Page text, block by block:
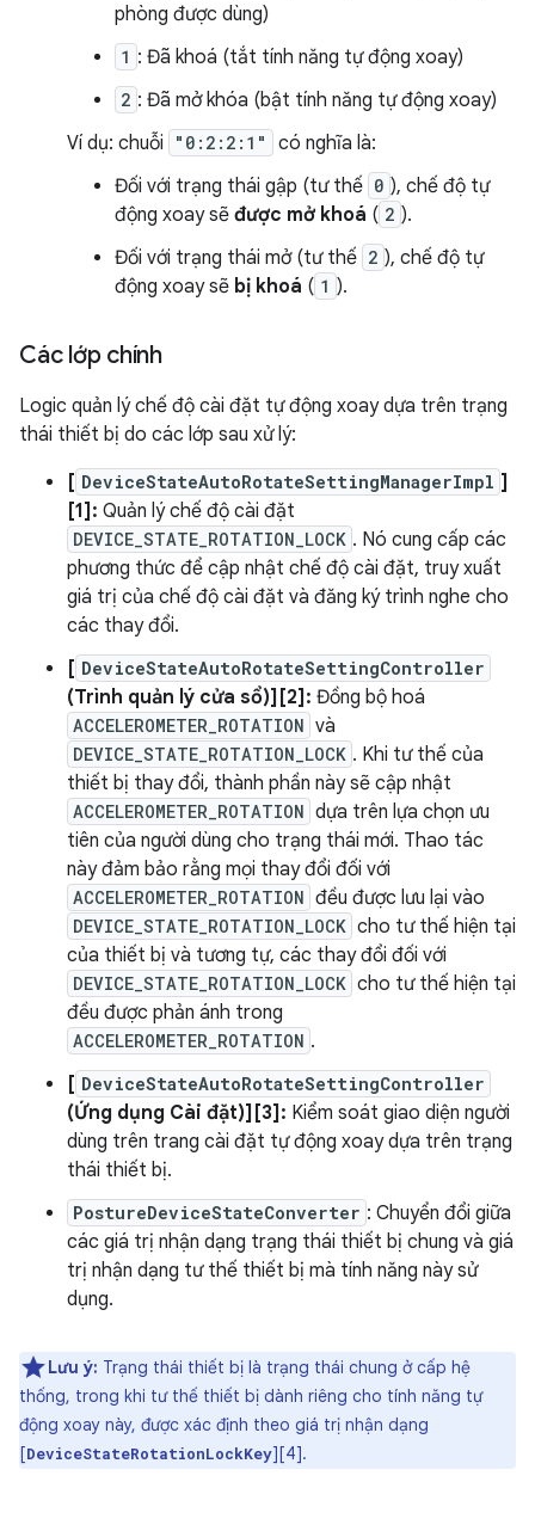
phòng được dùng)
1 : Đã khoá (tắt tính năng tự động xoay)
2 : Đã mở khóa (bật tính năng tự động xoay)
Ví dụ: chuỗi
"0:2:2:1"
có nghĩa là:
Đối với trạng thái gập (tư thế 0 ), chế độ tự
động xoay sẽ được mở khoá ( 2 ).
Đối với trạng thái mở (tư thế 2 ), chế độ tự
động xoay sẽ bị khoá ( 1 ).
Các lớp chính
Logic quản lý chế độ cài đặt tự động xoay dựa trên trạng
thái thiết bị do các lớp sau xử lý:
[ DeviceStateAutoRotateSettingManagerImpl ]
[1]: Quản lý chế độ cài đặt
DEVICE_STATE_ROTATION_LOCK . Nó cung cấp các
phương thức để cập nhật chế độ cài đặt, truy xuất
giá trị của chế độ cài đặt và đăng ký trình nghe cho
các thay đổi.
[ DeviceStateAutoRotateSettingController
(Trình quản lý cửa sổ)][2]: Đồng bộ hoá
ACCELEROMETER_ROTATION và
DEVICE_STATE_ROTATION_LOCK . Khi tư thế của
thiết bị thay đổi, thành phần này sẽ cập nhật
ACCELEROMETER_ROTATION dựa trên lựa chọn ưu
tiên của người dùng cho trạng thái mới. Thao tác
này đảm bảo rằng mọi thay đổi đối với
ACCELEROMETER_ROTATION đều được lưu lại vào
DEVICE_STATE_ROTATION_LOCK cho tư thế hiện tại
của thiết bị và tương tự, các thay đổi đối với
DEVICE_STATE_ROTATION_LOCK cho tư thế hiện tại
đều được phản ánh trong
ACCELEROMETER_ROTATION .
[ DeviceStateAutoRotateSettingController
(Ứng dụng Cài đặt)][3]: Kiểm soát giao diện người
dùng trên trang cài đặt tự động xoay dựa trên trạng
thái thiết bị.
PostureDeviceStateConverter : Chuyển đổi giữa
các giá trị nhận dạng trạng thái thiết bị chung và giá
trị nhận dạng tư thế thiết bị mà tính năng này sử
dụng.
Lưu ý: Trạng thái thiết bị là trạng thái chung ở cấp hệ
thống, trong khi tư thế thiết bị dành riêng cho tính năng tự
động xoay này, được xác định theo giá trị nhận dạng
[DeviceStateRotationLockKey][4].